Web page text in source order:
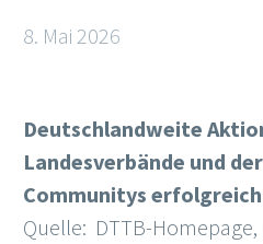
8. Mai 2026
Deutschlandweite
Landesverbände und
Communitys erfolgreich
Quelle: DTTB-Homepage,